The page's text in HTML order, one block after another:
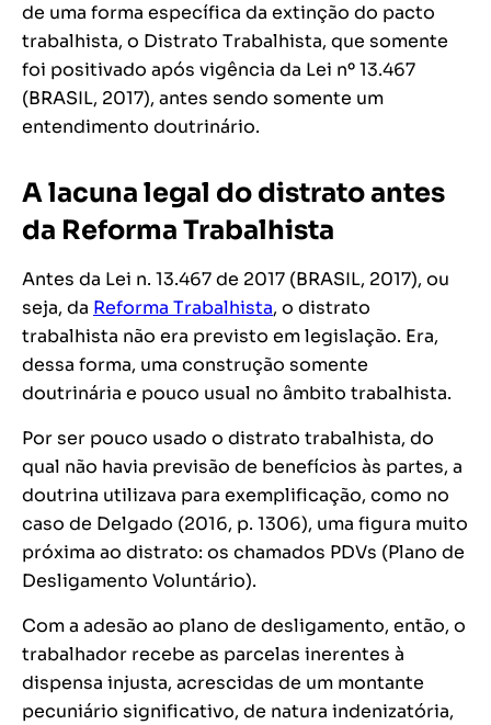
de uma forma específica da extinção do pacto
trabalhista, o Distrato Trabalhista, que somente
foi positivado após vigência da Lei nº 13.467
(BRASIL, 2017), antes sendo somente um
entendimento doutrinário.
A lacuna legal do distrato antes
da Reforma Trabalhista
Antes da Lei n. 13.467 de 2017 (BRASIL, 2017), ou
seja, da Reforma Trabalhista, o distrato
trabalhista não era previsto em legislação. Era,
dessa forma, uma construção somente
doutrinária e pouco usual no âmbito trabalhista.
Por ser pouco usado o distrato trabalhista, do
qual não havia previsão de benefícios às partes, a
doutrina utilizava para exemplificação, como no
caso de Delgado (2016, p. 1306), uma figura muito
próxima ao distrato: os chamados PDVs (Plano de
Desligamento Voluntário).
Com a adesão ao plano de desligamento, então, o
trabalhador recebe as parcelas inerentes à
dispensa injusta, acrescidas de um montante
pecuniário significativo, de natura indenizatória,